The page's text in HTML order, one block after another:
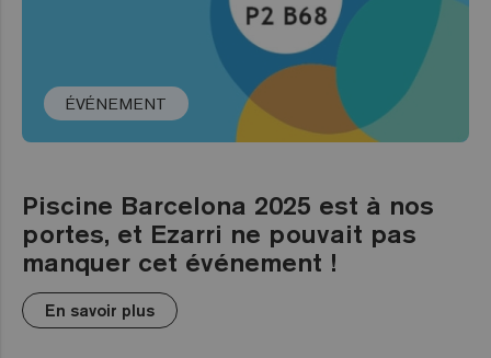
ÉVÉNEMENT
Piscine Barcelona 2025 est à nos
portes, et Ezarri ne pouvait pas
manquer cet événement !
En savoir plus